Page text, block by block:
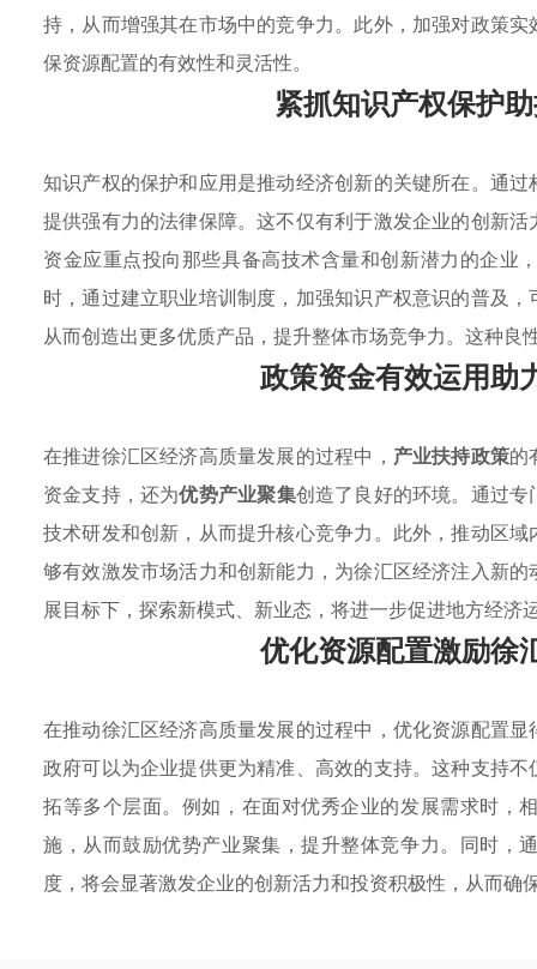
持，从而增强其在市场中的竞争力。此外，加强对政策
保资源配置的有效性和灵活性。
紧抓知识产权保护
知识产权的保护和应用是推动经济创新的关键所在。通
提供强有力的法律保障。这不仅有利于激发企业的创新
资金应重点投向那些具备高技术含量和创新潜力的企业
时，通过建立职业培训制度，加强知识产权意识的普及
从而创造出更多优质产品，提升整体市场竞争力。这种
政策资金有效运用助
在推进徐汇区经济高质量发展的过程中， 产业扶持政策的
资金支持，还为优势产业聚集创造了良好的环境。通过
技术研发和创新，从而提升核心竞争力。此外，推动区
够有效激发市场活力和创新能力，为徐汇区经济注入新
展目标下，探索新模式、新业态，将进一步促进地方经济
优化资源配置激励徐
在推动徐汇区经济高质量发展的过程中，优化资源配置
政府可以为企业提供更为精准、高效的支持。这种支持
拓等多个层面。例如，在面对优秀企业的发展需求时，
施，从而鼓励优势产业聚集，提升整体竞争力。同时，
度，将会显著激发企业的创新活力和投资积极性，从而确